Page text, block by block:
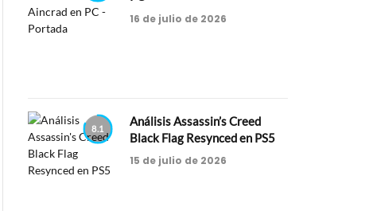
16 de julio de 2026
8.1
Análisis Assassin’s Creed
Black Flag Resynced en PS5
15 de julio de 2026